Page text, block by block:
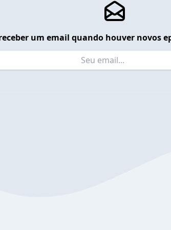
um email quando houver novos